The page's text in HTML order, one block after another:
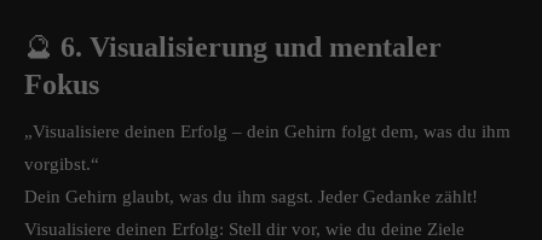
🔮 6. Visualisierung und mentaler
Fokus
„Visualisiere deinen Erfolg – dein Gehirn folgt dem, was du ihm
vorgibst.“
Dein Gehirn glaubt, was du ihm sagst. Jeder Gedanke zählt!
Visualisiere deinen Erfolg: Stell dir vor, wie du deine Ziele